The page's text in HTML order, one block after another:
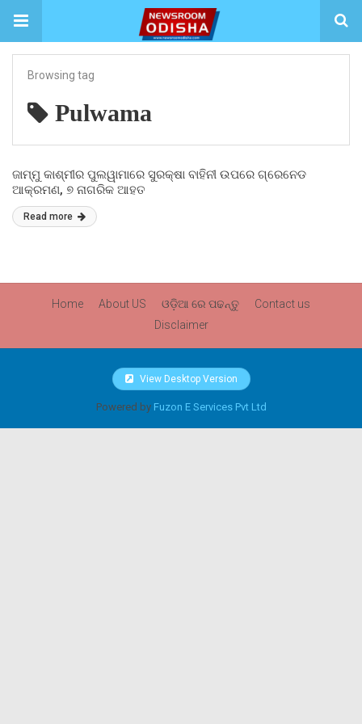
Browsing tag
Pulwama
ଜାମ୍ମୁ କାଶ୍ମୀର ପୁଲୱାମାରେ ସୁରକ୍ଷା ବାହିନୀ ଉପରେ ଗ୍ରେନେଡ
ଆକ୍ରମଣ, ୭ ନାଗରିକ ଆହତ
Read more
Home About US ଓଡ଼ିଆ ରେ ପଢନ୍ତୁ
Contact us
Disclaimer
View Desktop Version
Powered by Fuzon E Services Pvt Ltd